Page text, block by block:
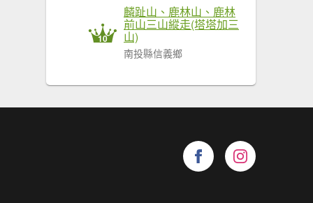
10
麟趾山、鹿林山、鹿林
前山三山縱走(塔塔加三
山)
南投縣信義鄉